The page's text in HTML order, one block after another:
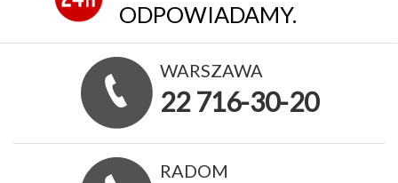
ODPOWIADAMY.
WARSZAWA
22 716-30-20
RADOM